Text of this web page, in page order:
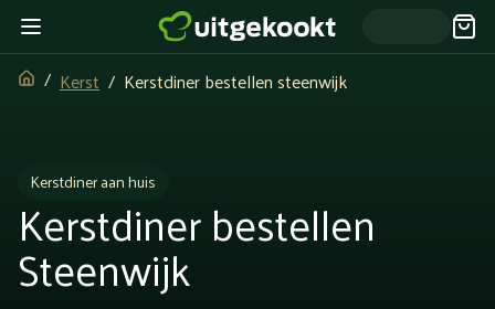
Kerst Kerstdiner bestellen steenwijk
Kerstdiner aan huis
Kerstdiner bestellen
Steenwijk